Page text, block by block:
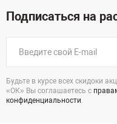
Подписаться на
Будьте в курсе всех скидоки
«ОК» Вы соглашаетесь с
конфиденциальности.